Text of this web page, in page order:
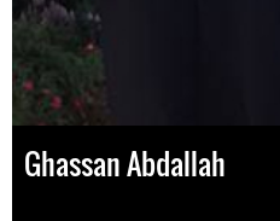
Ghassan Abdallah